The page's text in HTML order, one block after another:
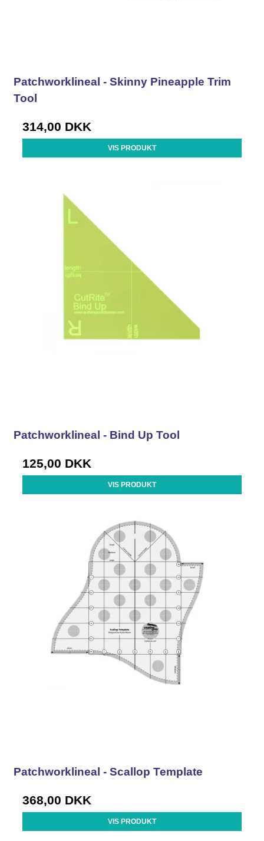
Patchworklineal - Skinny Pineapple Trim
Tool
314,00 DKK
VIS PRODUKT
Patchworklineal - Bind Up Tool
125,00 DKK
VIS PRODUKT
Patchworklineal - Scallop Template
368,00 DKK
VIS PRODUKT